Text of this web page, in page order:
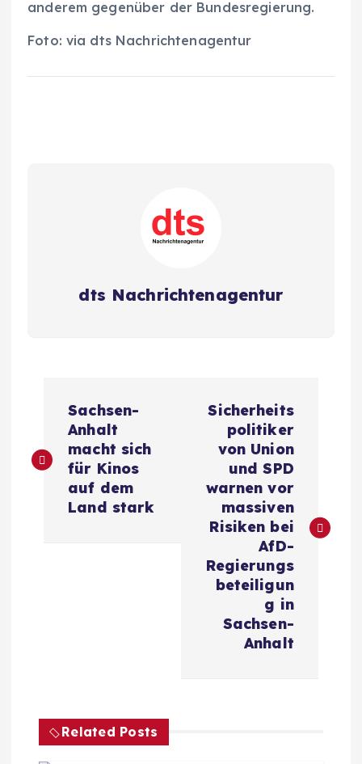
anderem gegenüber der Bundesregierung.
Foto: via dts Nachrichtenagentur
dts Nachrichtenagentur
i
n
a
Sachsen-
Anhalt
macht sich
für Kinos
auf dem
Land stark
Sicherheits
politiker
von Union
und SPD
warnen vor
massiven
Risiken bei
AfD-
Regierungs
beteiligun
g in
Sachsen-
Anhalt
Related Posts